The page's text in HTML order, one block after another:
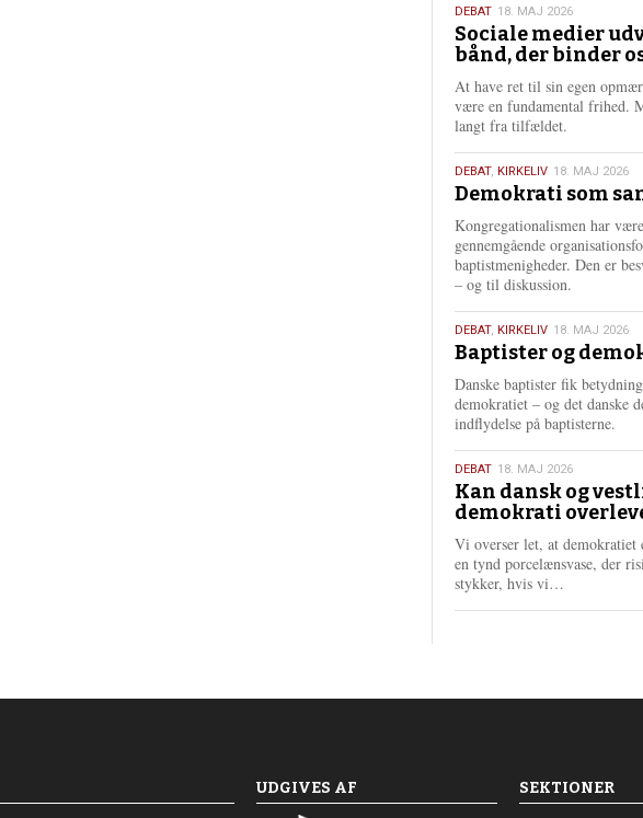
18.
maj
2026
DEBAT 18. MAJ 2026
Sociale medier
bånd, der binder
At have ret til sin egen
være en fundamental frihed.
langt fra tilfældet.
18.
maj
2026
DEBAT, KIRKELIV 18. MAJ 2026
Demokrati som
Kongregationalismen har
gennemgående
baptistmenigheder. Den er
– og til diskussion.
18.
maj
2026
DEBAT, KIRKELIV 18. MAJ 2026
Baptister og
Danske baptister fik
demokratiet – og det danske
indflydelse på baptisterne.
18.
maj
2026
DEBAT 18. MAJ 2026
Kan dansk og
demokrati
Vi overser let, at demokratiet
en tynd porcelænsvase, der
stykker, hvis vi…
e
UDGIVES AF SEKTIONER